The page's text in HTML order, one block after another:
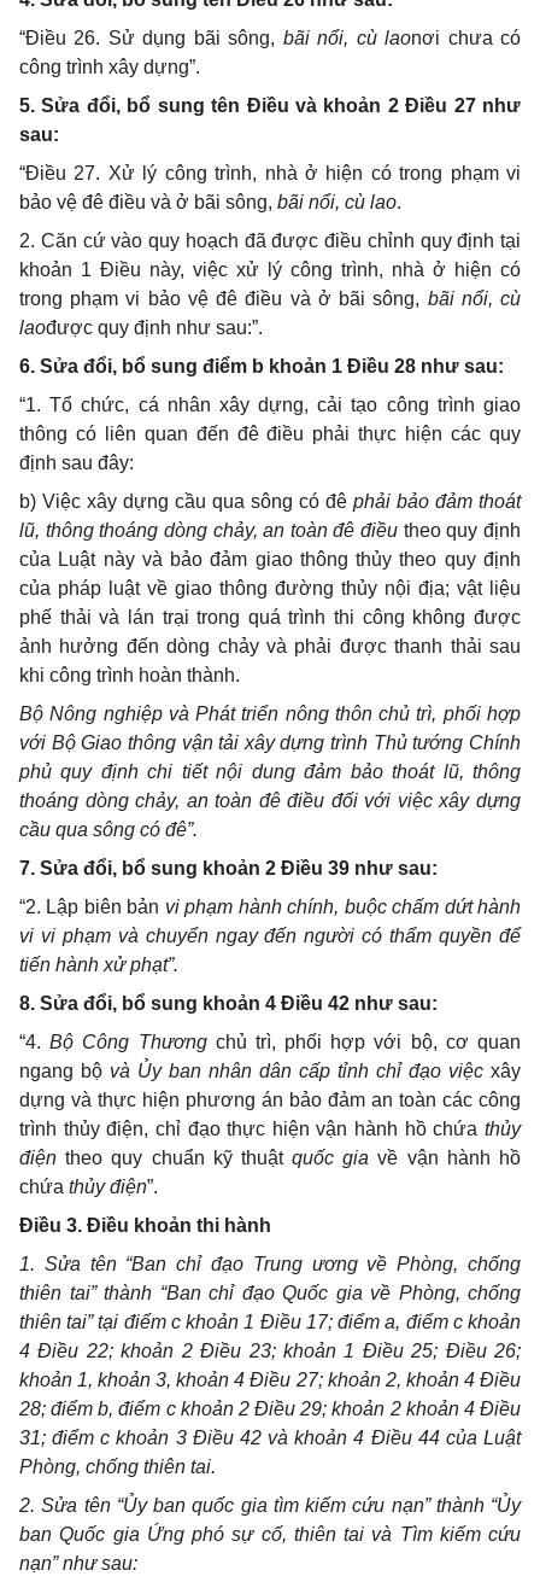
“Điều 26. Sử dụng bãi sông, bãi nổi, cù laonơi chưa có
công trình xây dựng”.
5. Sửa đổi, bổ sung tên Điều và khoản 2 Điều 27 như
sau:
“Điều 27. Xử lý công trình, nhà ở hiện có trong phạm vi
bảo vệ đê điều và ở bãi sông, bãi nổi, cù lao.
2. Căn cứ vào quy hoạch đã được điều chỉnh quy định tại
khoản 1 Điều này, việc xử lý công trình, nhà ở hiện có
trong phạm vi bảo vệ đê điều và ở bãi sông, bãi nổi, cù
laođược quy định như sau:”.
6. Sửa đổi, bổ sung điểm b khoản 1 Điều 28 như sau:
“1. Tổ chức, cá nhân xây dựng, cải tạo công trình giao
thông có liên quan đến đê điều phải thực hiện các quy
định sau đây:
b) Việc xây dựng cầu qua sông có đê phải bảo đảm thoát
lũ, thông thoáng dòng chảy, an toàn đê điều theo quy định
của Luật này và bảo đảm giao thông thủy theo quy định
của pháp luật về giao thông đường thủy nội địa; vật liệu
phế thải và lán trại trong quá trình thi công không được
ảnh hưởng đến dòng chảy và phải được thanh thải sau
khi công trình hoàn thành.
Bộ Nông nghiệp và Phát triển nông thôn chủ trì, phối hợp
với Bộ Giao thông vận tải xây dựng trình Thủ tướng Chính
phủ quy định chi tiết nội dung đảm bảo thoát lũ, thông
thoáng dòng chảy, an toàn đê điều đối với việc xây dựng
cầu qua sông có đê”.
7. Sửa đổi, bổ sung khoản 2 Điều 39 như sau:
“2. Lập biên bản vi phạm hành chính, buộc chấm dứt hành
vi vi phạm và chuyển ngay đến người có thẩm quyền để
tiến hành xử phạt”.
8. Sửa đổi, bổ sung khoản 4 Điều 42 như sau:
“4.Bộ Công Thươngchủ trì, phối hợp với bộ, cơ quan
ngang bộ và Ủy ban nhân dân cấp tỉnh chỉ đạo việc xây
dựng và thực hiện phương án bảo đảm an toàn các công
trình thủy điện, chỉ đạo thực hiện vận hành hồ chứa thủy
điện theo quy chuẩn kỹ thuậtquốc giavề vận hành hồ
chứa thủy điện”.
Điều 3. Điều khoản thi hành
1. Sửa tên “Ban chỉ đạo Trung ương về Phòng, chống
thiên tai” thành “Ban chỉ đạo Quốc gia về Phòng, chống
thiên tai” tại điểm c khoản 1 Điều 17; điểm a, điểm c khoản
4 Điều 22; khoản 2 Điều 23; khoản 1 Điều 25; Điều 26;
khoản 1, khoản 3, khoản 4 Điều 27; khoản 2, khoản 4 Điều
28; điểm b, điểm c khoản 2 Điều 29; khoản 2 khoản 4 Điều
31; điểm c khoản 3 Điều 42 và khoản 4 Điều 44 của Luật
Phòng, chống thiên tai.
2. Sửa tên “Ủy ban quốc gia tìm kiếm cứu nạn” thành “Ủy
ban Quốc gia Ứng phó sự cố, thiên tai và Tìm kiếm cứu
nạn” như sau: